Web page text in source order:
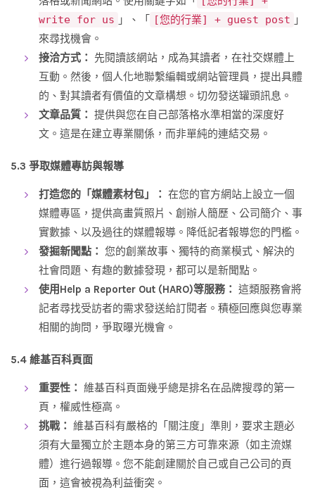
write for us 」、「 [您的行業] + guest post 」
來尋找機會。
接洽方式： 先閱讀該網站，成為其讀者，在社交媒體上
互動。然後，個人化地聯繫編輯或網站管理員，提出具體
的、對其讀者有價值的文章構想。切勿發送罐頭訊息。
文章品質： 提供與您在自己部落格水準相當的深度好
文。這是在建立專業關係，而非單純的連結交易。
5.3 爭取媒體專訪與報導
打造您的「媒體素材包」： 在您的官方網站上設立一個
媒體專區，提供高畫質照片、創辦人簡歷、公司簡介、事
實數據、以及過往的媒體報導。降低記者報導您的門檻。
發掘新聞點： 您的創業故事、獨特的商業模式、解決的
社會問題、有趣的數據發現，都可以是新聞點。
使用Help a Reporter Out (HARO)等服務： 這類服務會將
記者尋找受訪者的需求發送給訂閱者。積極回應與您專業
相關的詢問，爭取曝光機會。
5.4 維基百科頁面
重要性： 維基百科頁面幾乎總是排名在品牌搜尋的第一
頁，權威性極高。
挑戰： 維基百科有嚴格的「關注度」準則，要求主題必
須有大量獨立於主題本身的第三方可靠來源（如主流媒
體）進行過報導。您不能創建關於自己或自己公司的頁
面，這會被視為利益衝突。